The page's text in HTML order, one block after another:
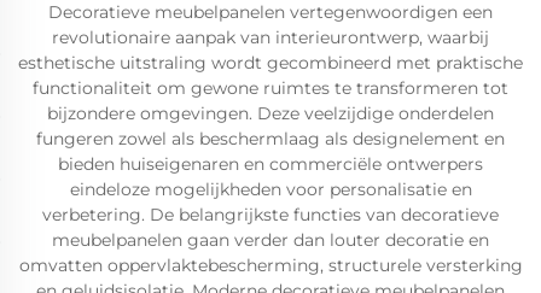
Decoratieve meubelpanelen vertegenwoordigen een
revolutionaire aanpak van interieurontwerp, waarbij
esthetische uitstraling wordt gecombineerd met praktische
functionaliteit om gewone ruimtes te transformeren tot
bijzondere omgevingen. Deze veelzijdige onderdelen
fungeren zowel als beschermlaag als designelement en
bieden huiseigenaren en commerciële ontwerpers
eindeloze mogelijkheden voor personalisatie en
verbetering. De belangrijkste functies van decoratieve
meubelpanelen gaan verder dan louter decoratie en
omvatten oppervlaktebescherming, structurele versterking